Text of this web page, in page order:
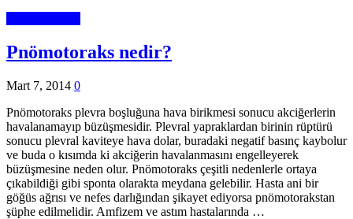
Pnömotoraks nedir?
Mart 7, 2014 0
Pnömotoraks plevra boşluğuna hava birikmesi sonucu akciğerlerin
havalanamayıp büzüşmesidir. Plevral yapraklardan birinin rüptürü
sonucu plevral kaviteye hava dolar, buradaki negatif basınç kaybolur
ve buda o kısımda ki akciğerin havalanmasını engelleyerek
büzüşmesine neden olur. Pnömotoraks çeşitli nedenlerle ortaya
çıkabildiği gibi sponta olarakta meydana gelebilir. Hasta ani bir
göğüs ağrısı ve nefes darlığından şikayet ediyorsa pnömotorakstan
şüphe edilmelidir. Amfizem ve astım hastalarında …